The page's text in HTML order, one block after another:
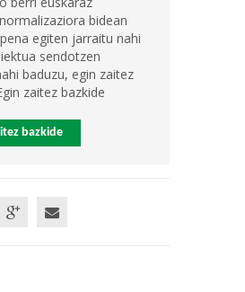
bidean
egiten jarraitu nahi
sendotzen
baduzu, egin zaitez
zaitez bazkide
bazkide